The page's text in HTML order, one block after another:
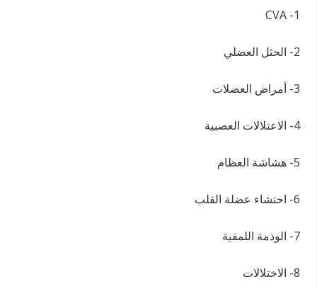
1- CVA
2- الحثل العضلي
3- أمراض العضلات
4- الاعتلالات العصبية
5- هشاشة العظام
6- احتشاء عضلة القلب
7- الوذمة اللمفية
8- الاختلالات